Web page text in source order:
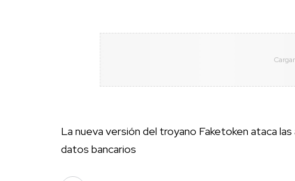
La nueva versión del troyano Faketoken ataca
datos bancarios